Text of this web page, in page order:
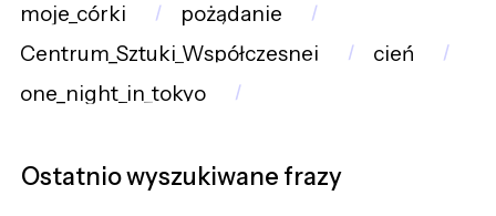
moje_córki
pożądanie
Centrum_Sztuki_Współczesnej
cień
one_night_in_tokyo
Ostatnio wyszukiwane frazy